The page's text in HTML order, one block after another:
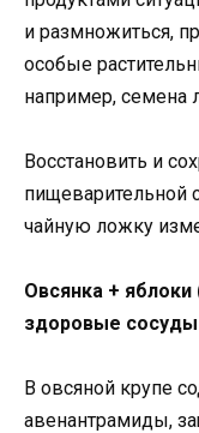
и размножиться,
особые
например, семена
Восстановить и
пищеварительной
чайную ложку
Овсянка +
здоровые
В овсяной крупе
авенантрамиды,